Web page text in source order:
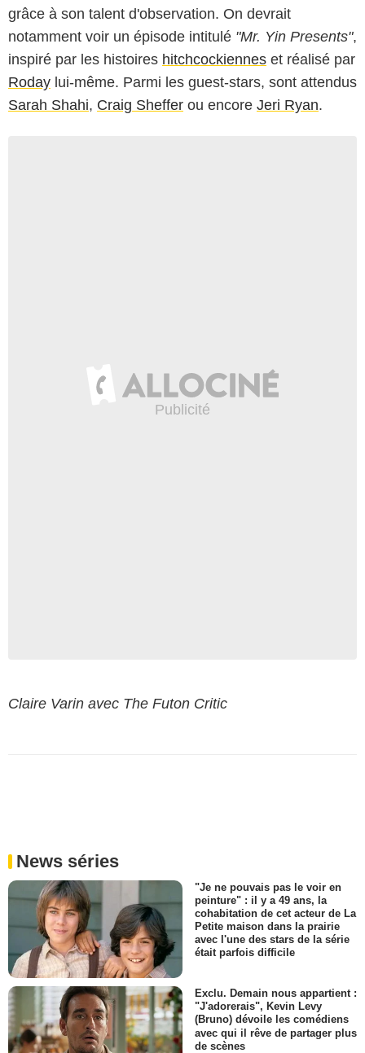
grâce à son talent d'observation. On devrait
notamment voir un épisode intitulé "Mr. Yin Presents",
inspiré par les histoires hitchcockiennes et réalisé par
Roday lui-même. Parmi les guest-stars, sont attendus
Sarah Shahi, Craig Sheffer ou encore Jeri Ryan.
Claire Varin avec The Futon Critic
News séries
"Je ne pouvais pas le voir en
peinture" : il y a 49 ans, la
cohabitation de cet acteur de La
Petite maison dans la prairie
avec l'une des stars de la série
était parfois difficile
Exclu. Demain nous appartient :
"J'adorerais", Kevin Levy
(Bruno) dévoile les comédiens
avec qui il rêve de partager plus
de scènes